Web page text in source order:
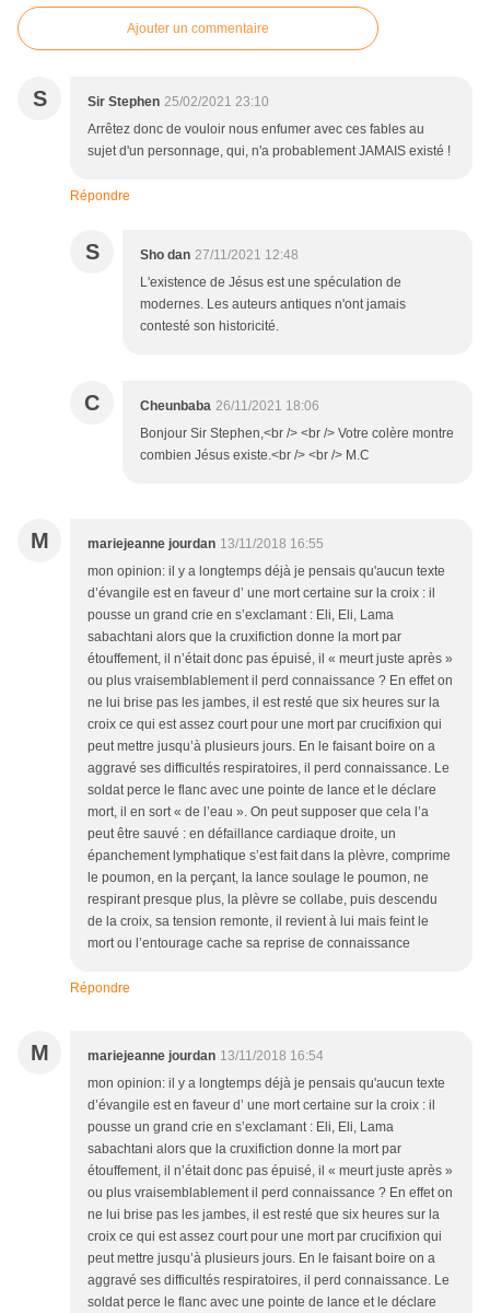
Ajouter un commentaire
S Sir Stephen 25/02/2021 23:10
Arrêtez donc de vouloir nous enfumer avec ces fables au
sujet d'un personnage, qui, n'a probablement JAMAIS existé !
Répondre
S Sho dan 27/11/2021 12:48
L'existence de Jésus est une spéculation de
modernes. Les auteurs antiques n'ont jamais
contesté son historicité.
C Cheunbaba 26/11/2021 18:06
Bonjour Sir Stephen,<br /> <br /> Votre colère montre
combien Jésus existe.<br /> <br /> M.C
M mariejeanne jourdan 13/11/2018 16:55
mon opinion: il y a longtemps déjà je pensais qu'aucun texte
d’évangile est en faveur d’ une mort certaine sur la croix : il
pousse un grand crie en s’exclamant : Eli, Eli, Lama
sabachtani alors que la cruxifiction donne la mort par
étouffement, il n’était donc pas épuisé, il « meurt juste après »
ou plus vraisemblablement il perd connaissance ? En effet on
ne lui brise pas les jambes, il est resté que six heures sur la
croix ce qui est assez court pour une mort par crucifixion qui
peut mettre jusqu’à plusieurs jours. En le faisant boire on a
aggravé ses difficultés respiratoires, il perd connaissance. Le
soldat perce le flanc avec une pointe de lance et le déclare
mort, il en sort « de l’eau ». On peut supposer que cela l’a
peut être sauvé : en défaillance cardiaque droite, un
épanchement lymphatique s’est fait dans la plèvre, comprime
le poumon, en la perçant, la lance soulage le poumon, ne
respirant presque plus, la plèvre se collabe, puis descendu
de la croix, sa tension remonte, il revient à lui mais feint le
mort ou l’entourage cache sa reprise de connaissance
Répondre
M mariejeanne jourdan 13/11/2018 16:54
mon opinion: il y a longtemps déjà je pensais qu'aucun texte
d’évangile est en faveur d’ une mort certaine sur la croix : il
pousse un grand crie en s’exclamant : Eli, Eli, Lama
sabachtani alors que la cruxifiction donne la mort par
étouffement, il n’était donc pas épuisé, il « meurt juste après »
ou plus vraisemblablement il perd connaissance ? En effet on
ne lui brise pas les jambes, il est resté que six heures sur la
croix ce qui est assez court pour une mort par crucifixion qui
peut mettre jusqu’à plusieurs jours. En le faisant boire on a
aggravé ses difficultés respiratoires, il perd connaissance. Le
soldat perce le flanc avec une pointe de lance et le déclare